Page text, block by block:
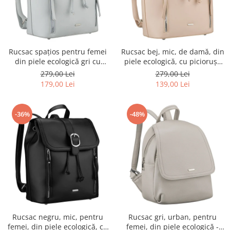
Rucsac spațios pentru femei
din piele ecologică gri cu
piciorușe de protecție -
Rovicky PTR-R-L61409-1968
279,00 Lei
179,00 Lei
Rucsac bej, mic, de damă, din
piele ecologică, cu piciorușe
de protecție - Rovicky PTR-R-
L61409-1951
279,00 Lei
139,00 Lei
-36%
Rucsac negru, mic, pentru
femei, din piele ecologică, cu
-48%
Rucsac gri, urban, pentru
femei, din piele ecologică -